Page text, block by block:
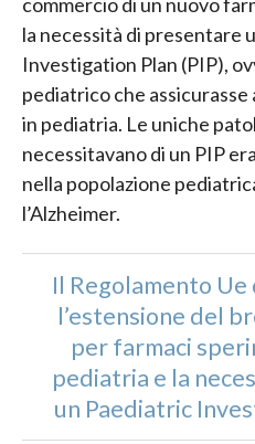
la necessità di presentare
Investigation Plan (PIP),
pediatrico che
in pediatria. Le uniche
necessitavano di un PIP
nella popolazione
l’Alzheimer.
Il Regolamento
l’estensione del
per farmaci
pediatria e la
un Paediatric